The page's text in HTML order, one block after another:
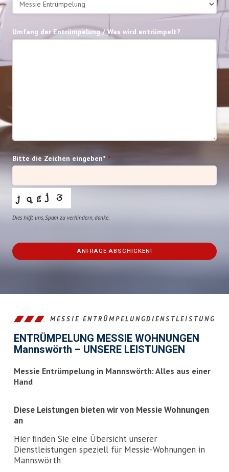
Umfang der Entrümpelung / Was wird entrümpelt?
Bitte die Zeichen eingeben* *
Dies hilft uns, Spam zu verhindern, danke.
ANFRAGE ABSCHICKEN!
should
left
MESSIE ENTRÜMPELUNGDIENSTLEISTUNG
ENTRÜMPELUNG MESSIE WOHNUNGEN
Mannswörth – UNSERE LEISTUNGEN
Messie Entrümpelung in Mannswörth: Alles aus einer
Hand
Diese Leistungen bieten wir von Messie Wohnungen
an
Hier finden Sie eine Übersicht unserer
Dienstleistungen speziell für Messie-Wohnungen in
Mannswörth